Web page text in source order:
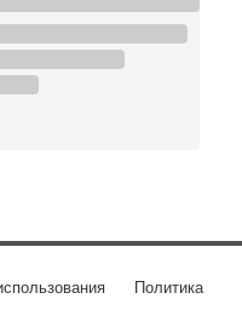
Политика